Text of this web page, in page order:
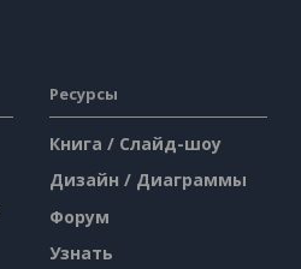
Ресурсы
Книга / Слайд-шоу
Дизайн / Диаграммы
Форум
Узнать